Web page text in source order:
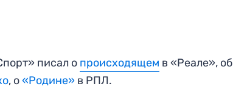
писал о происходящем в «Реале», об
, о«Родине» в РПЛ.